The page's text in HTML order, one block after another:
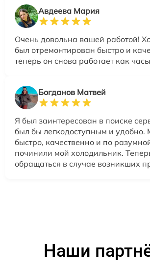
Авдеева Мария
Очень довольна вашей работой!
был отремонтирован быстро и
теперь он снова работает как
Богданов Матвей
Я был заинтересован в поиске
был бы легкодоступным и удобно.
быстро, качественно и по
починили мой холодильник.
обращаться в случае возникших
Наши